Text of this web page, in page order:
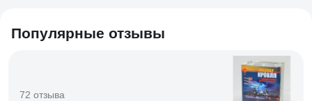
Популярные отзывы
72 отзыва